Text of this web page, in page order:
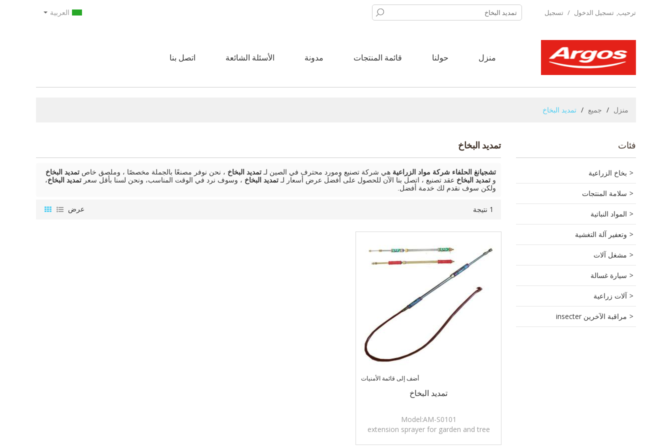
ترحيب, تسجيل الدخول / تسجيل العربية
منزل حولنا قائمة المنتجات مدونة الأسئلة الشائعة اتصل بنا
منزل / جميع / تمديد البخاخ
فئات
بخاخ الزراعية
سلامة المنتجات
المواد النباتية
وتعفير آلة التغشية
مشغل آلات
سيارة غسالة
آلات زراعية
مراقبة الآخرين insecter
تمديد البخاخ
تشجيانغ الحلفاء شركة مواد الزراعية هي شركة تصنيع ومورد محترف في الصين لـ تمديد البخاخ ، نحن نوفر مصنعًا بالجملة مخصصًا ، وملصق خاص تمديد البخاخ
و تمديد البخاخ عقد تصنيع ، اتصل بنا الآن للحصول على أفضل عرض أسعار لـ تمديد البخاخ ، وسوف نرد في الوقت المناسب، ونحن لسنا بأقل سعر تمديد البخاخ،
ولكن سوف نقدم لك خدمة أفضل.
1 نتيجة عرض
أضف إلى قائمة الأمنيات
تمديد البخاخ
Model:AM-S0101
extension sprayer for garden and tree